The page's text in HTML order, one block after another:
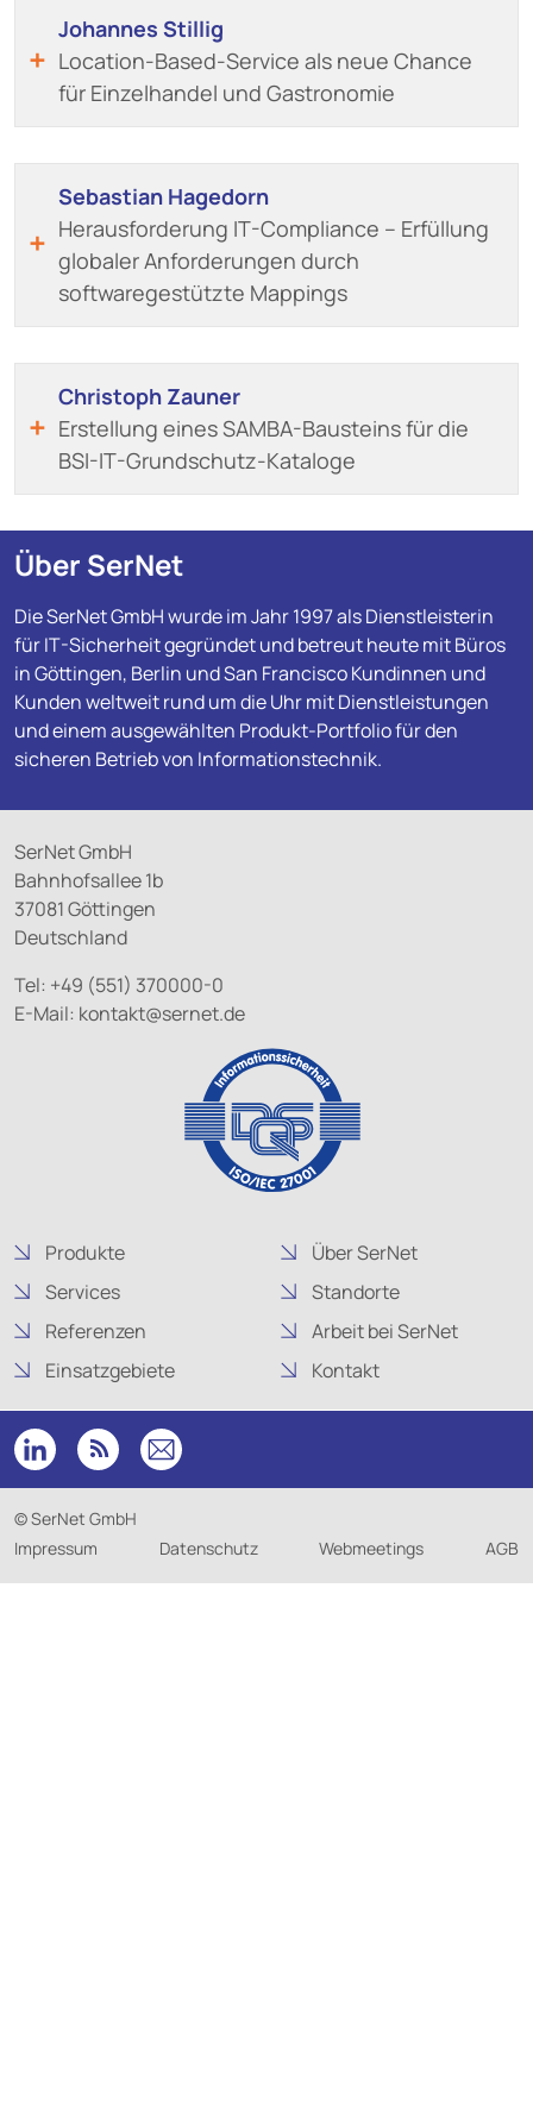
Johannes Stillig
Location-Based-Service als neue Chance
für Einzelhandel und Gastronomie
Sebastian Hagedorn
Herausforderung IT-Compliance – Erfüllung
globaler Anforderungen durch
softwaregestützte Mappings
Christoph Zauner
Erstellung eines SAMBA-Bausteins für die
BSI-IT-Grundschutz-Kataloge
Über SerNet
Die SerNet GmbH wurde im Jahr 1997 als Dienstleisterin
für IT-Sicherheit gegründet und betreut heute mit Büros
in Göttingen, Berlin und San Francisco Kundinnen und
Kunden weltweit rund um die Uhr mit Dienstleistungen
und einem ausgewählten Produkt-Portfolio für den
sicheren Betrieb von Informationstechnik.
SerNet GmbH
Bahnhofsallee 1b
37081 Göttingen
Deutschland
Tel: +49 (551) 370000-0
E-Mail: kontakt@sernet.de
Produkte
Services
Referenzen
Einsatzgebiete
Über SerNet
Standorte
Arbeit bei SerNet
Kontakt
© SerNet GmbH
Impressum
Datenschutz Webmeetings AGB